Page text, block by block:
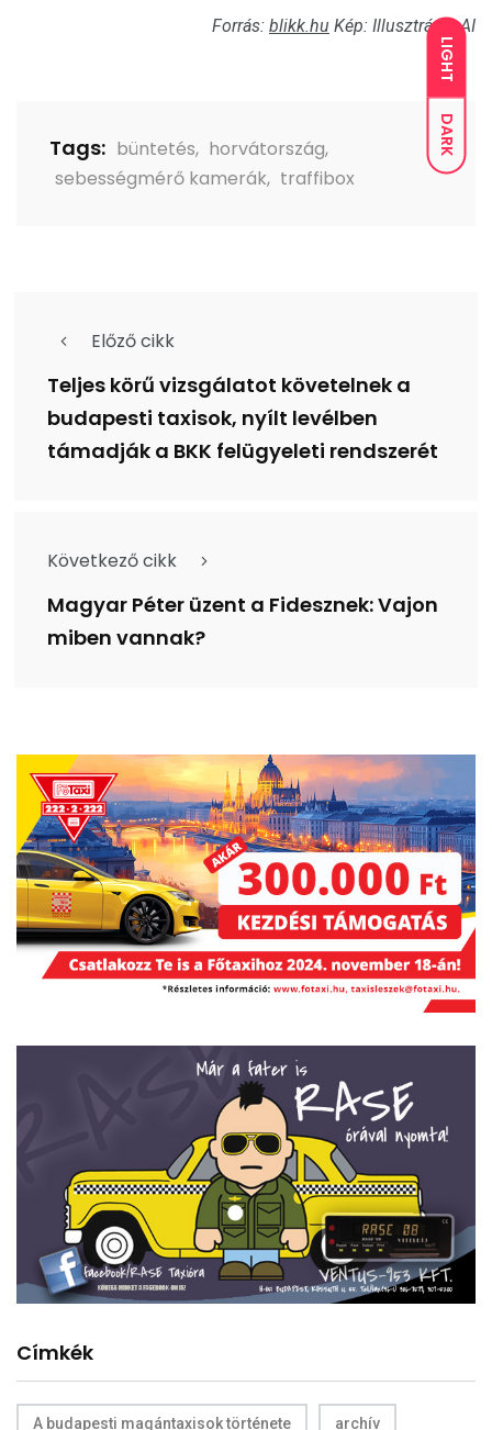
LIGHT
DARK
Forrás: blikk.hu Kép: Illusztráció AI
Tags: büntetés, horvátország,
sebességmérő kamerák, traffibox
Előző cikk
Teljes körű vizsgálatot követelnek a
budapesti taxisok, nyílt levélben
támadják a BKK felügyeleti rendszerét
Következő cikk
Magyar Péter üzent a Fidesznek: Vajon
miben vannak?
Címkék
A budapesti magántaxisok története archív